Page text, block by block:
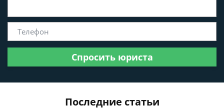
Спросить юриста
Последние статьи